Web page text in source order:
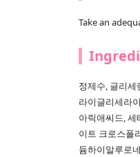
Take an
정제수, 글리
라이글리세라
아릭애씨드,
이트 크로스폴
듐하이알루로